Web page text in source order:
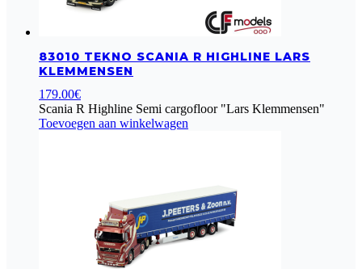
83010 TEKNO SCANIA R HIGHLINE LARS
KLEMMENSEN
179.00€
Scania R Highline Semi cargofloor "Lars Klemmensen"
Toevoegen aan winkelwagen